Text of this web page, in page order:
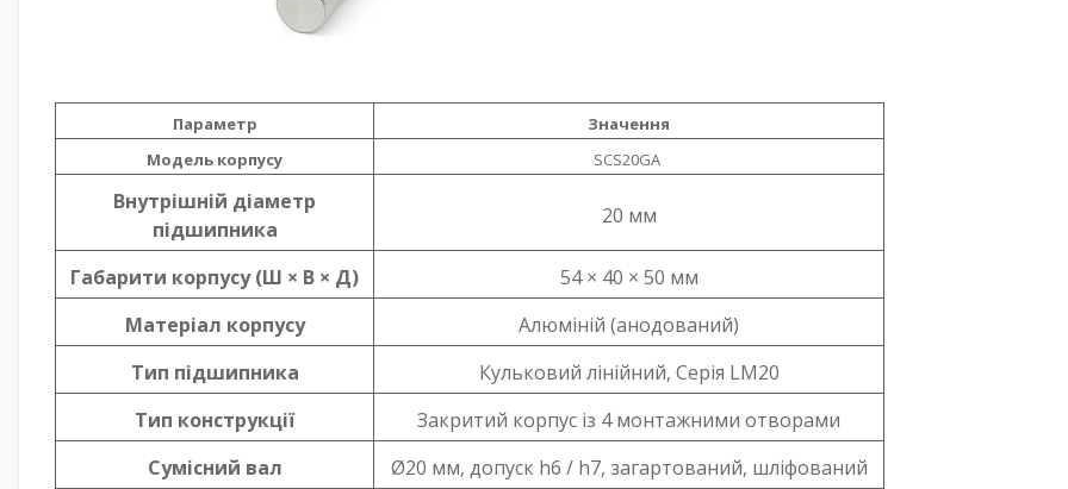
Параметр
Значення
Модель корпусу
SCS20GA
Внутрішній діаметр
підшипника
20 мм
Габарити корпусу (Ш × В × Д)
54 × 40 × 50 мм
Матеріал корпусу
Алюміній (анодований)
Тип підшипника
Кульковий лінійний, Серія LM20
Тип конструкції
Закритий корпус із 4 монтажними отворами
Сумісний вал
Ø20 мм, допуск h6 / h7, загартований, шліфований